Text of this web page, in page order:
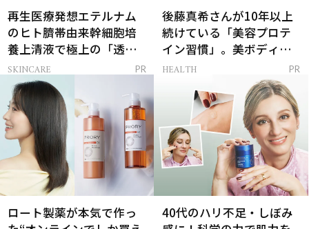
再生医療発想エテルナム
のヒト臍帯由来幹細胞培
養上清液で極上の「透明
感ハリ肌」へ
SKINCARE PR
後藤真希さんが10年以上
続けている「美容プロテ
イン習慣」。美ボディを
支える朝ルーティンと
HEALTH PR
ロート製薬が本気で作っ
40代のハリ不足・しぼみ